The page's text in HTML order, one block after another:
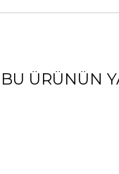
BU ÜRÜNÜN